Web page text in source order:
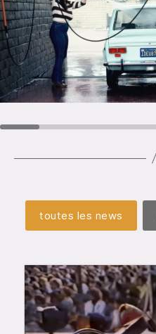
toutes les news